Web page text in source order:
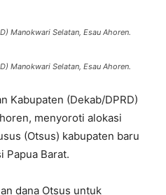
Manokwari Selatan, Esau Ahoren.
Manokwari Selatan, Esau Ahoren.
Kabupaten (Dekab/DPRD)
menyoroti alokasi
(Otsus) kabupaten baru
Papua Barat.
dana Otsus untuk